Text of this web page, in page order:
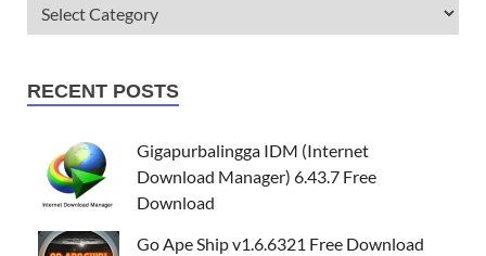
RECENT POSTS
Gigapurbalingga IDM (Internet
Download Manager) 6.43.7 Free
Download
Go Ape Ship v1.6.6321 Free Download